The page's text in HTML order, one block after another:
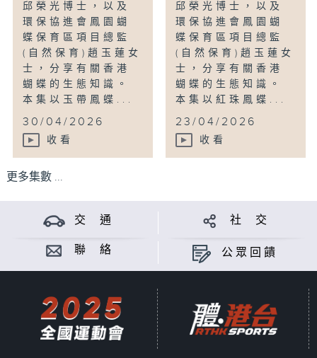
邱榮光博士，以及
環保協進會鳳園蝴
蝶保育區項目總監
(自然保育)趙玉蓮女
士，分享有關香港
蝴蝶的生態知識。
本集以玉帶鳳蝶...
30/04/2026
收看
邱榮光博士，以及
環保協進會鳳園蝴
蝶保育區項目總監
(自然保育)趙玉蓮女
士，分享有關香港
蝴蝶的生態知識。
本集以紅珠鳳蝶...
23/04/2026
收看
更多集數 ...
交 通 社 交
聯 絡 公眾回饋